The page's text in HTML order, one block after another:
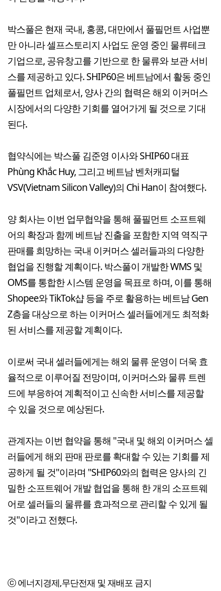
박스풀은 현재 국내, 홍콩, 대만에서 풀필먼트 사업뿐
만 아니라 셀프스토리지 사업도 운영 중인 물류테크
기업으로, 공유창고를 기반으로 한 물류와 보관 서비
스를 제공하고 있다. SHIP60은 베트남에서 활동 중인
풀필먼트 업체로서, 양사 간의 협력은 해외 이커머스
시장에서의 다양한 기회를 열어가게 될 것으로 기대
된다.
협약식에는 박스풀 김준영 이사와 SHIP60 대표
Phùng Khắc Huy, 그리고 베트남 벤처캐피털
VSV(Vietnam Silicon Valley)의 Chi Han이 참여했다.
양 회사는 이번 업무협약을 통해 풀필먼트 소프트웨
어의 확장과 함께 베트남 진출을 포함한 지역 역직구
판매를 희망하는 국내 이커머스 셀러들과의 다양한
협업을 진행할 계획이다. 박스풀이 개발한 WMS 및
OMS를 통합한 시스템 운영을 목표로 하며, 이를 통해
Shopee와 TikTok샵 등을 주로 활용하는 베트남 Gen
Z층을 대상으로 하는 이커머스 셀러들에게도 최적화
된 서비스를 제공할 계획이다.
이로써 국내 셀러들에게는 해외 물류 운영이 더욱 효
율적으로 이루어질 전망이며, 이커머스와 물류 트렌
드에 부응하여 계획적이고 신속한 서비스를 제공할
수 있을 것으로 예상된다.
관계자는 이번 협약을 통해 "국내 및 해외 이커머스 셀
러들에게 해외 판매 판로를 확대할 수 있는 기회를 제
공하게 될 것"이라며 "SHIP60와의 협력은 양사의 긴
밀한 소프트웨어 개발 협업을 통해 한 개의 소프트웨
어로 셀러들의 물류를 효과적으로 관리할 수 있게 될
것"이라고 전했다.
ⓒ 에너지경제,무단전재 및 재배포 금지